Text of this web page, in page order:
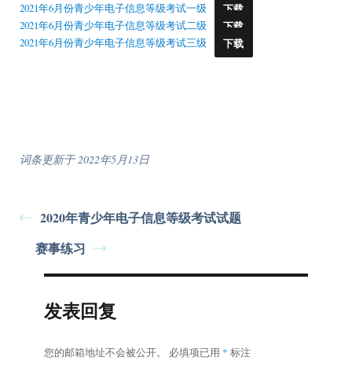
2021年6月份青少年电子信息等级考试一级
下载
2021年6月份青少年电子信息等级考试二级
下载
2021年6月份青少年电子信息等级考试三级
下载
词条更新于 2022年5月13日
2020年青少年电子信息等级考试试题
赛事练习
发表回复
您的邮箱地址不会被公开。 必填项已用 * 标注